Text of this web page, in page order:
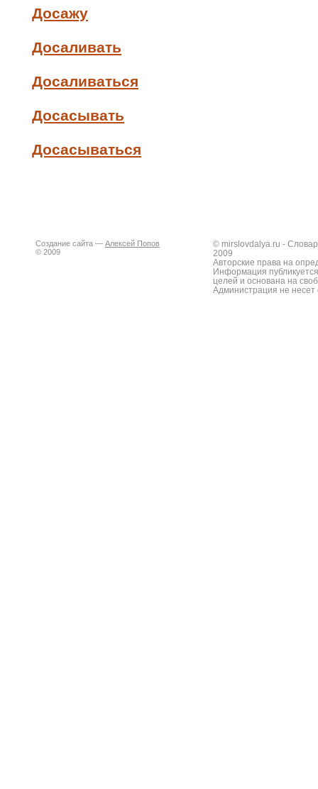
Досажу
Досаливать
Досаливаться
Досасывать
Досасываться
Создание сайта — Алексей Попов
© 2009
© mirslovdalya.ru -
2009
Авторские права на
Информация
целей и основана на
Администрация не несет